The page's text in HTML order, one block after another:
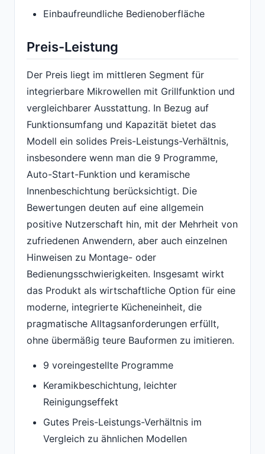
Einbaufreundliche Bedienoberfläche
Preis-Leistung
Der Preis liegt im mittleren Segment für
integrierbare Mikrowellen mit Grillfunktion und
vergleichbarer Ausstattung. In Bezug auf
Funktionsumfang und Kapazität bietet das
Modell ein solides Preis-Leistungs-Verhältnis,
insbesondere wenn man die 9 Programme,
Auto-Start-Funktion und keramische
Innenbeschichtung berücksichtigt. Die
Bewertungen deuten auf eine allgemein
positive Nutzerschaft hin, mit der Mehrheit von
zufriedenen Anwendern, aber auch einzelnen
Hinweisen zu Montage- oder
Bedienungsschwierigkeiten. Insgesamt wirkt
das Produkt als wirtschaftliche Option für eine
moderne, integrierte Kücheneinheit, die
pragmatische Alltagsanforderungen erfüllt,
ohne übermäßig teure Bauformen zu imitieren.
9 voreingestellte Programme
Keramikbeschichtung, leichter
Reinigungseffekt
Gutes Preis-Leistungs-Verhältnis im
Vergleich zu ähnlichen Modellen